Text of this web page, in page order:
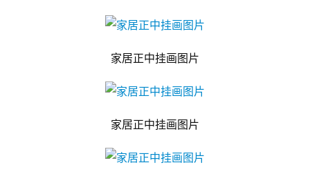
家居正中挂画图片
家居正中挂画图片